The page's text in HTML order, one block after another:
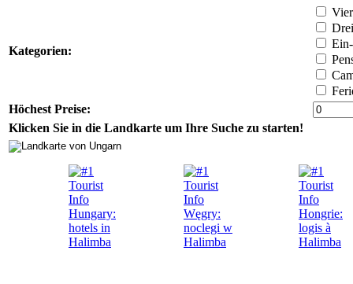
Kategorien:
Höchest Preise:
Klicken Sie in die Landkarte um Ihre Suche zu starten!